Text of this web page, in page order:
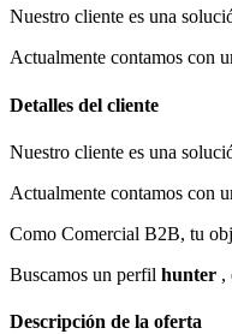
Nuestro cliente es una
Actualmente contamos con
Detalles del cliente
Nuestro cliente es una
Actualmente contamos con
Como Comercial B2B, tu
Buscamos un perfil hunter ,
Descripción de la oferta